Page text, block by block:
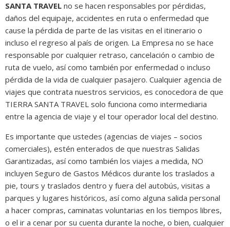
SANTA TRAVEL no se hacen responsables por pérdidas,
daños del equipaje, accidentes en ruta o enfermedad que
cause la pérdida de parte de las visitas en el itinerario o
incluso el regreso al país de origen. La Empresa no se hace
responsable por cualquier retraso, cancelación o cambio de
ruta de vuelo, así como también por enfermedad o incluso
pérdida de la vida de cualquier pasajero. Cualquier agencia de
viajes que contrata nuestros servicios, es conocedora de que
TIERRA SANTA TRAVEL solo funciona como intermediaria
entre la agencia de viaje y el tour operador local del destino.
Es importante que ustedes (agencias de viajes – socios
comerciales), estén enterados de que nuestras Salidas
Garantizadas, así como también los viajes a medida, NO
incluyen Seguro de Gastos Médicos durante los traslados a
pie, tours y traslados dentro y fuera del autobús, visitas a
parques y lugares históricos, así como alguna salida personal
a hacer compras, caminatas voluntarias en los tiempos libres,
o el ir a cenar por su cuenta durante la noche, o bien, cualquier